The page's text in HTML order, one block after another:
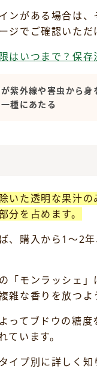
ンがある場合は
ジでご確認いただ
はいつまで？保
が紫外線や害虫から
種にあたる
いた透明な果汁
分を占めます。
、購入から1〜2
「モンラッシェ
雑な香りを放つよ
ってブドウの糖
います。
イプ別に詳しく